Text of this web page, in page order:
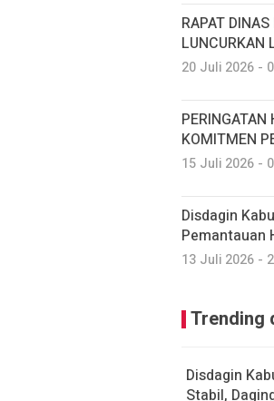
RAPAT
LUNCURKAN
20 Juli 2026 -
KOMITMEN
15 Juli 2026 -
Disdagin
Pemantauan
13 Juli 2026 -
Trending
Disdagin
Stabil,